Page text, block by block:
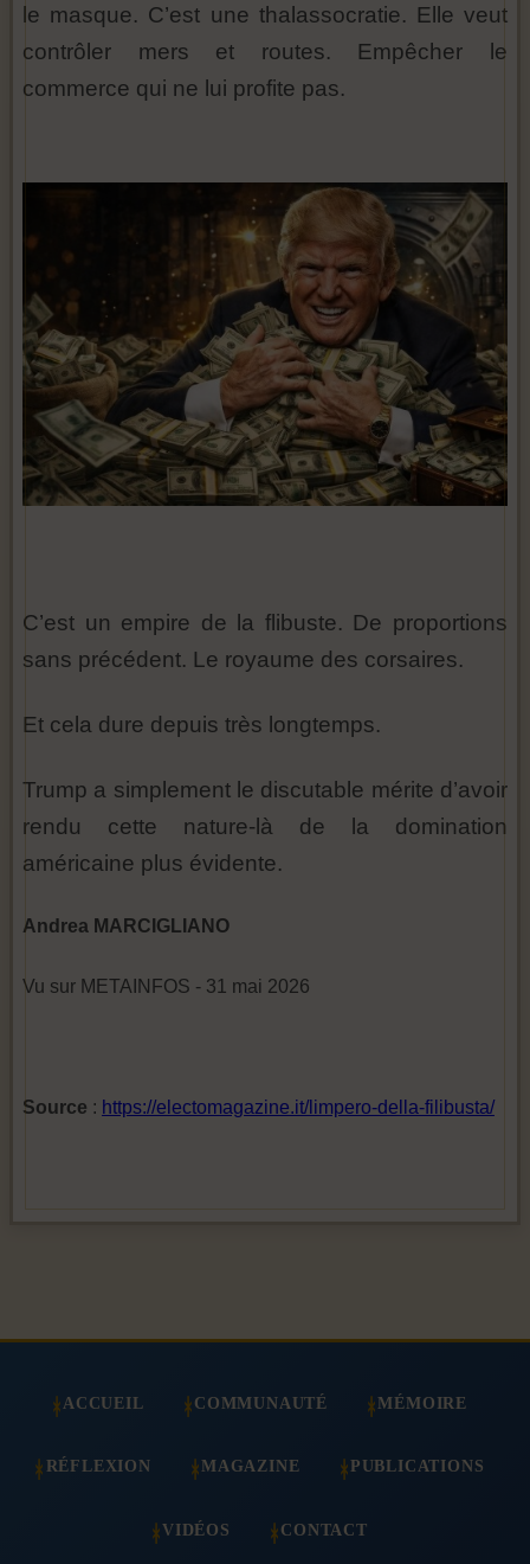
le masque. C’est une thalassocratie. Elle veut
contrôler mers et routes. Empêcher le
commerce qui ne lui profite pas.
C’est un empire de la flibuste. De proportions
sans précédent. Le royaume des corsaires.
Et cela dure depuis très longtemps.
Trump a simplement le discutable mérite d’avoir
rendu cette nature-là de la domination
américaine plus évidente.
Andrea MARCIGLIANO
Vu sur METAINFOS - 31 mai 2026
Source : https://electomagazine.it/limpero-della-filibusta/
ACCUEIL COMMUNAUTÉ MÉMOIRE
RÉFLEXION MAGAZINE PUBLICATIONS
VIDÉOS CONTACT